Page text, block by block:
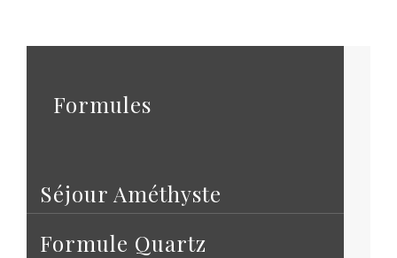
Formules
Séjour Améthyste
Formule Quartz